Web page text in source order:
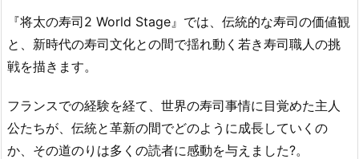
『将太の寿司2 World Stage』では、伝統的な寿司の価値観
と、新時代の寿司文化との間で揺れ動く若き寿司職人の挑
戦を描きます。
フランスでの経験を経て、世界の寿司事情に目覚めた主人
公たちが、伝統と革新の間でどのように成長していくの
か、その道のりは多くの読者に感動を与えました?。